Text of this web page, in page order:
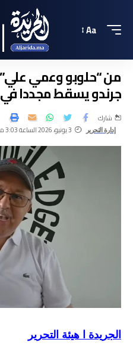
Aa
من “حلوبو وعمي
جرندو يسقط مجددا في
إدارة التحرير 3 يونيو، 2026 الساعة 3:03 مساءً
شارك
الجريدة ا هيئة التحرير